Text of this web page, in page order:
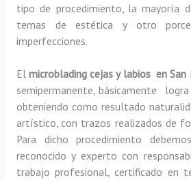
tipo de procedimiento, la mayoría
temas de estética y otro
imperfecciones.
Elmicroblading cejas y labios en
semipermanente, básicamente
obteniendo como resultado
artístico, con trazos realizados de
Para dicho procedimiento
reconocido y experto con
trabajo profesional, certificado en